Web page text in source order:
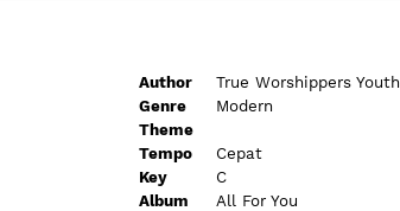
Author
True Worshippers Youth
Genre
Modern
Theme
Tempo
Cepat
Key
C
Album
All For You